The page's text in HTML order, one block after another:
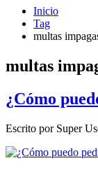
Inicio
Tag
multas
multas
¿Cómo
Escrito por Super